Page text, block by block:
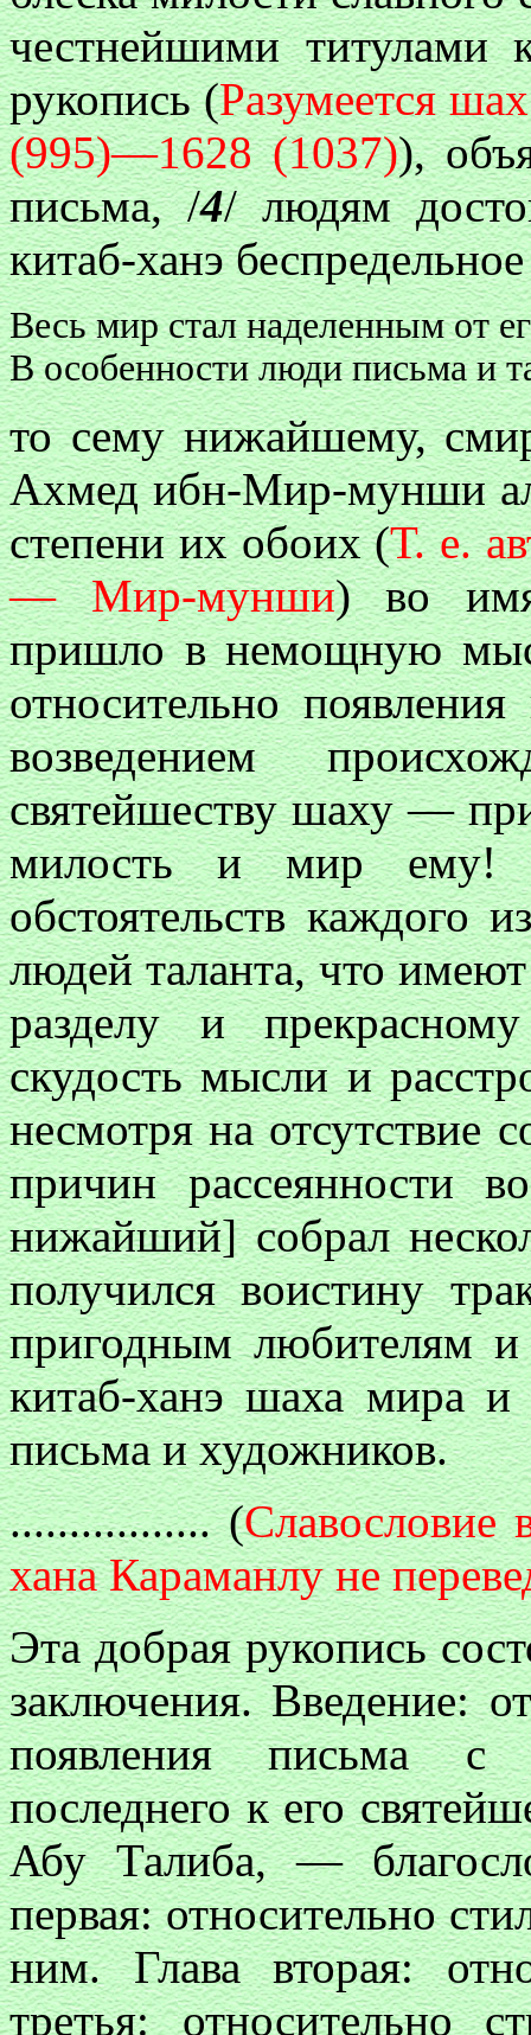
честнейшими титулами
рукопись (Разумеется
(995)—1628 (1037)),
письма, /4/ людям
китаб-ханэ
Весь мир стал наделенным от
В особенности люди письма и
то сему нижайшему,
Ахмед ибн-Мир-мунши
степени их обоих (Т. е.
— Мир-мунши) во
пришло в немощную
относительно
возведением
святейшеству шаху —
милость и мир ему!
обстоятельств каждого
людей таланта, что
разделу и
скудость мысли и
несмотря на отсутствие
причин рассеянности
нижайший] собрал
получился воистину
пригодным любителям
китаб-ханэ шаха мира и
письма и художников.
................. (Славословие
хана Караманлу не
Эта добрая рукопись
заключения. Введение:
появления письма с
последнего к его
Абу Талиба, —
первая: относительно
ним. Глава вторая:
третья: относительно